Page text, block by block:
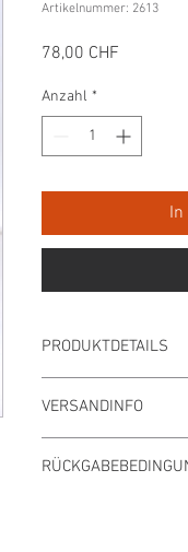
Artikelnummer: 2613
78,00 CHF
Anzahl *
In
PRODUKTDETAILS
Hellbraun, Beige,
Material
VERSANDINFO
Kurierzentrale oder